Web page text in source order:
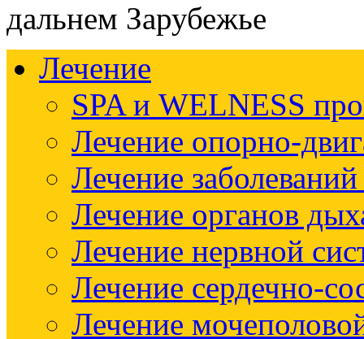
дальнем Зарубежье
Лечение
SPA и WELNESS
Лечение опорно-
Лечение
Лечение органов
Лечение нервной
Лечение сердечно-
Лечение